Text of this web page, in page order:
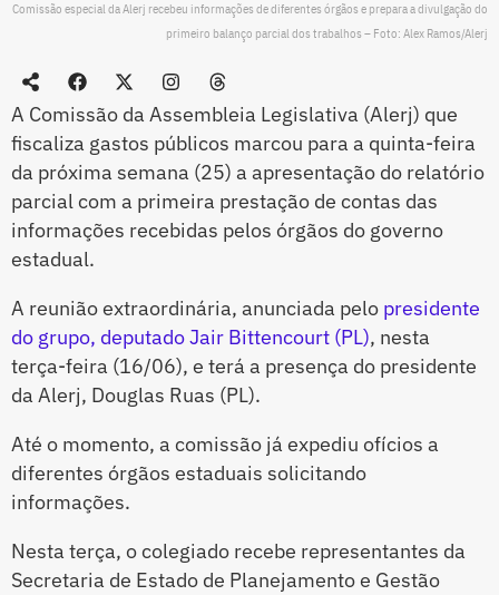
Comissão especial da Alerj recebeu informações de diferentes órgãos e prepara a divulgação do
primeiro balanço parcial dos trabalhos – Foto: Alex Ramos/Alerj
A Comissão da Assembleia Legislativa (Alerj) que
fiscaliza gastos públicos marcou para a quinta-feira
da próxima semana (25) a apresentação do relatório
parcial com a primeira prestação de contas das
informações recebidas pelos órgãos do governo
estadual.
A reunião extraordinária, anunciada pelo presidente
do grupo, deputado Jair Bittencourt (PL), nesta
terça-feira (16/06), e terá a presença do presidente
da Alerj, Douglas Ruas (PL).
Até o momento, a comissão já expediu ofícios a
diferentes órgãos estaduais solicitando
informações.
Nesta terça, o colegiado recebe representantes da
Secretaria de Estado de Planejamento e Gestão